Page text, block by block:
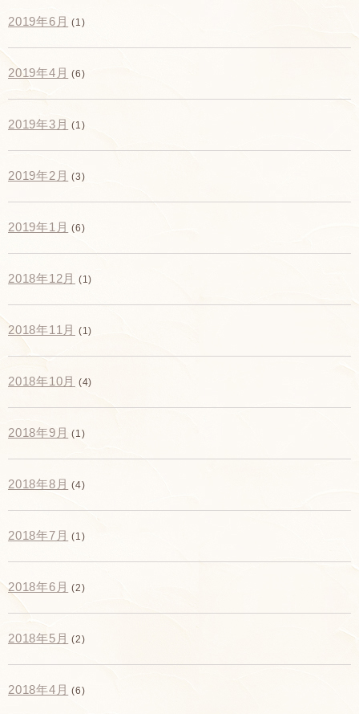
2019年6月 (1)
2019年4月 (6)
2019年3月 (1)
2019年2月 (3)
2019年1月 (6)
2018年12月 (1)
2018年11月 (1)
2018年10月 (4)
2018年9月 (1)
2018年8月 (4)
2018年7月 (1)
2018年6月 (2)
2018年5月 (2)
2018年4月 (6)